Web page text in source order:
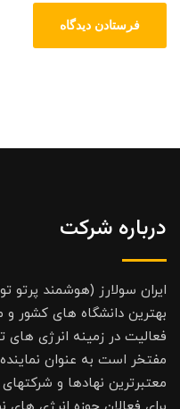
درباره شرکت
ایران سولارز (هوشمند پرتو
بهترین دانشگاه های کشور
فعالیت در زمینه انرژی
معتبرترین نهادها و شرکتهای